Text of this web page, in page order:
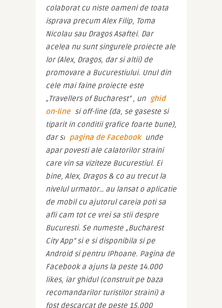
colaborat cu niste oameni de toata
isprava precum Alex Filip, Toma
Nicolau sau Dragos Asaftei. Dar
acelea nu sunt singurele proiecte ale
lor (Alex, Dragos, dar si altii) de
promovare a Bucurestiului. Unul din
cele mai faine proiecte este
„Travellers of Bucharest” , un ghid
on-line si off-line (da, se gaseste si
tiparit in conditii grafice foarte bune),
dar si pagina de Facebook unde
apar povesti ale calatorilor straini
care vin sa viziteze Bucurestiul. Ei
bine, Alex, Dragos & co au trecut la
nivelul urmator… au lansat o aplicatie
de mobil cu ajutorul careia poti sa
afli cam tot ce vrei sa stii despre
Bucuresti. Se numeste „Bucharest
City App” si e si disponibila si pe
Android si pentru IPhoane. Pagina de
Facebook a ajuns la peste 14.000
likes, iar ghidul (construit pe baza
recomandarilor turistilor straini) a
fost descarcat de peste 15.000